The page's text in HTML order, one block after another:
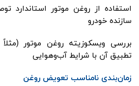
استفاده از روغن موتور
سازنده خودرو
تطبیق آن با شرایط آب‌وهوایی
زمان‌بندی نامناسب تعویض روغن